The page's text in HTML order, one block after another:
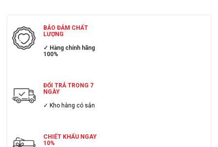
BẢO ĐẢM CHẤT
LƯỢNG
✓ Hàng chính hãng
100%
ĐỔI TRẢ TRONG 7
NGÀY
✓ Kho hàng có sẳn
CHIẾT KHẤU NGAY
10%